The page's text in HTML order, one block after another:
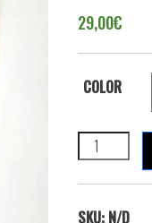
29,00€
COLOR
SOPRAS
SKU: N/D